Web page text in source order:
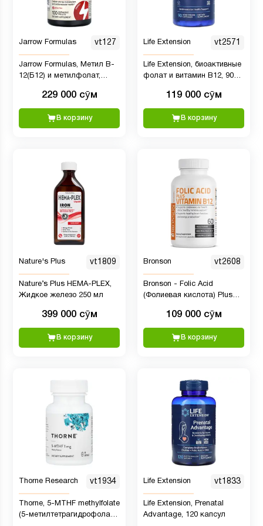
Jarrow Formulas vt127
Jarrow Formulas, Метил B-
12(Б12) и метилфолат,
229 000 сӯм
В корзину
Life Extension vt2571
Life Extension, биоактивные
фолат и витамин B12, 90
119 000 сӯм
В корзину
Nature's Plus vt1809
Nature’s Plus HEMA-PLEX,
Жидкое железо 250 мл
399 000 сӯм
В корзину
Bronson vt2608
Bronson - Folic Acid
(Фолиевая кислота) Plus
109 000 сӯм
В корзину
Thorne Research vt1934
Thorne, 5-MTHF methylfolate
(5-метилтетрагидрофолат),
Life Extension vt1833
Life Extension, Prenatal
Advantage, 120 капсул